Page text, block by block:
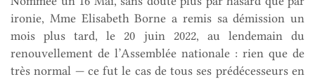
ironie, Mme Elisabeth Borne a remis sa démission un
mois plus tard, le 20 juin 2022, au lendemain du
renouvellement de l’Assemblée nationale : rien que de
très normal — ce fut le cas de tous ses prédécesseurs en